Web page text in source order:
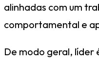
alinhadas com um
comportamental e
De modo geral, líder